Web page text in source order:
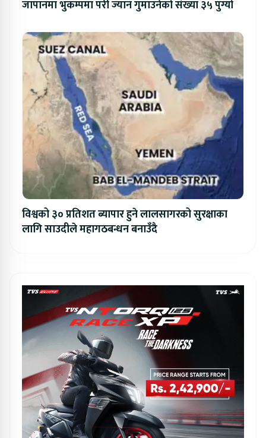
जापानमा भुकम्पमा परी ज्यान गुमाउनेको संख्या ३५ पुग्यो
विश्वको ३० प्रतिशत ब्यापार हुने लालसागरको सुरक्षाका
लागि साउदीले महागठबन्धन बनाउँदै